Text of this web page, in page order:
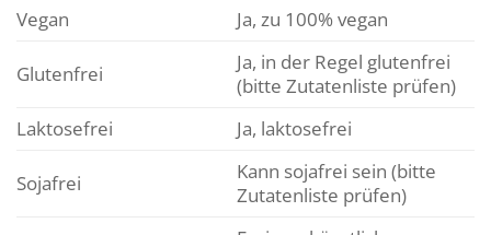
Vegan
Ja, zu 100% vegan
Glutenfrei
Ja, in der Regel glutenfrei
(bitte Zutatenliste prüfen)
Laktosefrei
Ja, laktosefrei
Sojafrei
Kann sojafrei sein (bitte
Zutatenliste prüfen)